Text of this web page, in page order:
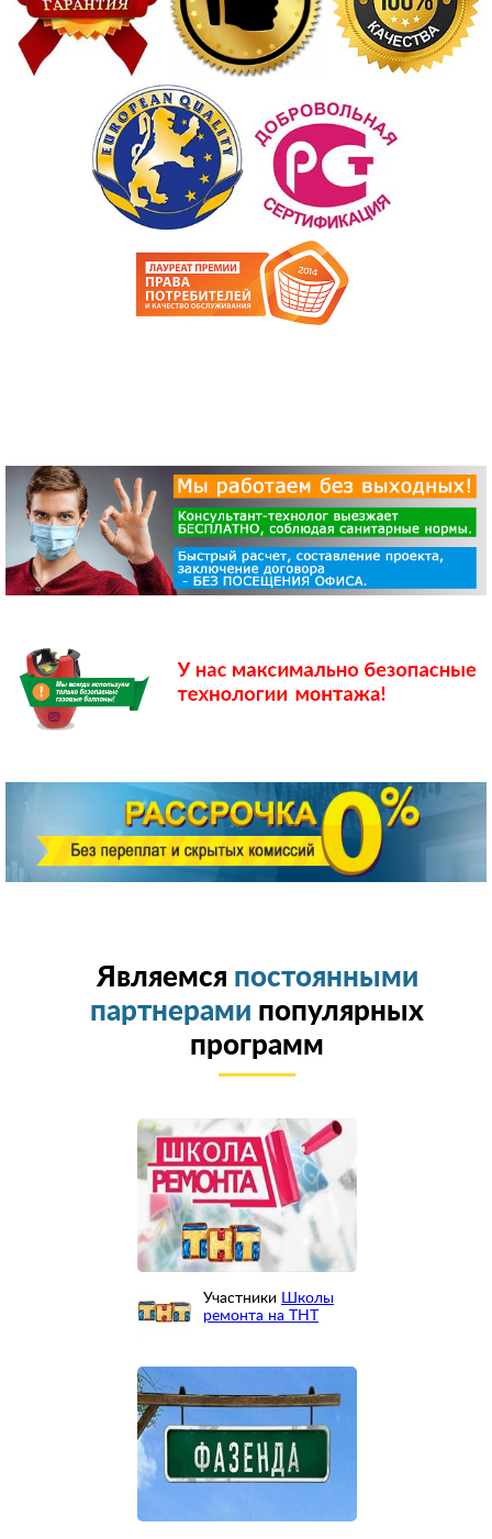
Являемся постоянными
партнерами популярных
программ
Участники Школы
ремонта на ТНТ